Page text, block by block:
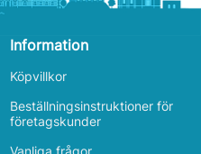
Information
Köpvillkor
Beställningsinstruktioner för
företagskunder
Vanliga frågor